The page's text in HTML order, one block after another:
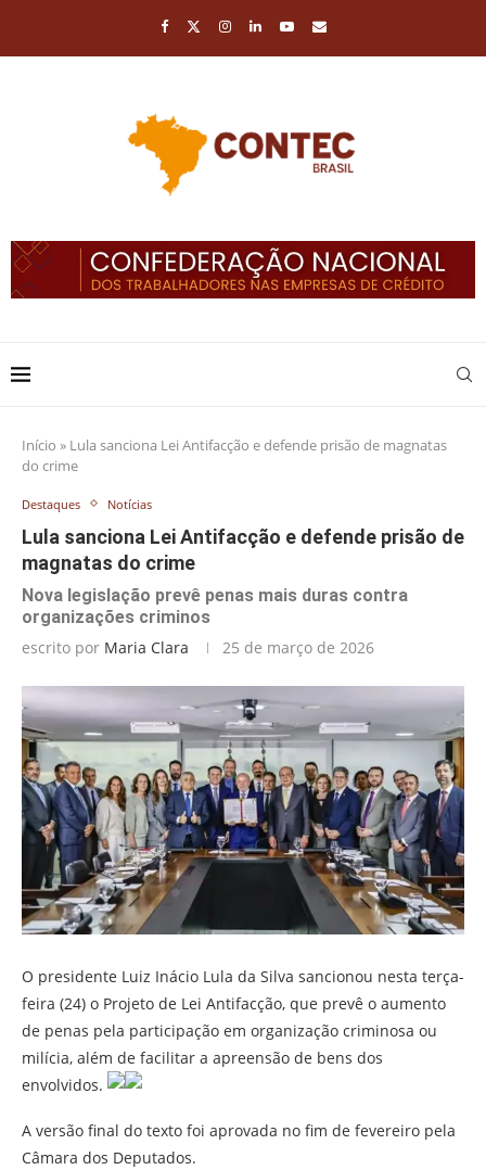
Início » Lula sanciona Lei Antifacção e defende prisão de magnatas
do crime
Destaques Notícias
Lula sanciona Lei Antifacção e defende prisão de
magnatas do crime
Nova legislação prevê penas mais duras contra
organizações criminos
escrito por Maria Clara 25 de março de 2026
O presidente Luiz Inácio Lula da Silva sancionou nesta terça-
feira (24) o Projeto de Lei Antifacção, que prevê o aumento
de penas pela participação em organização criminosa ou
milícia, além de facilitar a apreensão de bens dos
envolvidos.
A versão final do texto foi aprovada no fim de fevereiro pela
Câmara dos Deputados.